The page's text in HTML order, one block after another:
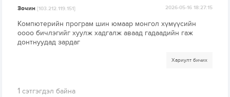
Зочин[103.212.119.151] 2026-05-16 18:27:15
Компютерийн програм шин юмаар монгол хүмүүсийн
оооо бичлэгийг хуулж хадгалж аваад гадаадийн гаж
донтнуудад зардаг
Хариулт бичих
1 сэтгэгдэл байна